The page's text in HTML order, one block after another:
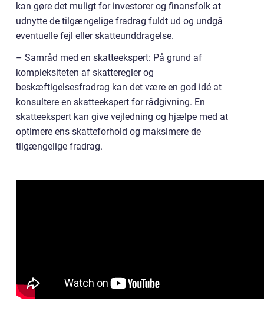
kan gøre det muligt for investorer og finansfolk at
udnytte de tilgængelige fradrag fuldt ud og undgå
eventuelle fejl eller skatteunddragelse.
– Samråd med en skatteekspert: På grund af
kompleksiteten af skatteregler og
beskæftigelsesfradrag kan det være en god idé at
konsultere en skatteekspert for rådgivning. En
skatteekspert kan give vejledning og hjælpe med at
optimere ens skatteforhold og maksimere de
tilgængelige fradrag.